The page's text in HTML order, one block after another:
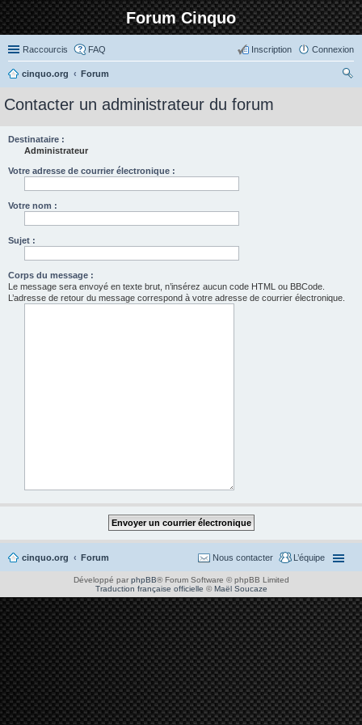
Forum Cinquo
Raccourcis FAQ Connexion
Inscription
cinquo.org
Forum
Contacter un administrateur du forum
Destinataire :
Administrateur
Votre adresse de courrier électronique :
Votre nom :
Sujet :
Corps du message :
Le message sera envoyé en texte brut, n’insérez aucun code HTML ou BBCode.
L’adresse de retour du message correspond à votre adresse de courrier électronique.
cinquo.org Forum L’équipe
Nous contacter
Développé par phpBB® Forum Software © phpBB Limited
Traduction française officielle ©Maël Soucaze